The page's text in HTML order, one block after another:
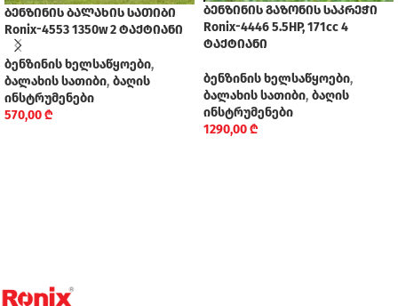
ბენზინის ბალახის სათიბი
Ronix-4553 1350w 2 ტაქტიანი
ბენზინის ხელსაწყოები,
ბალახის სათიბი, ბაღის
ინსტრუმენები
570,00₾
ბენზინის გაზონის საკრეჭი
Ronix-4446 5.5HP, 171cc 4
ტაქტიანი
ბენზინის ხელსაწყოები,
ბალახის სათიბი, ბაღის
ინსტრუმენები
1290,00₾